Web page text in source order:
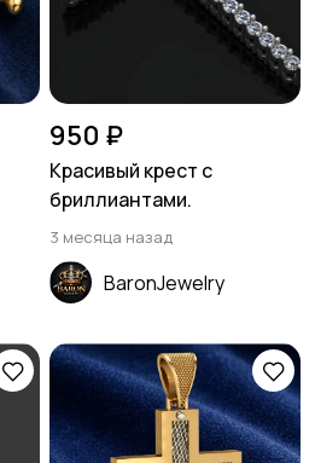
950 ₽
Красивый крест с
бриллиантами.
3 месяца назад
BaronJewelry